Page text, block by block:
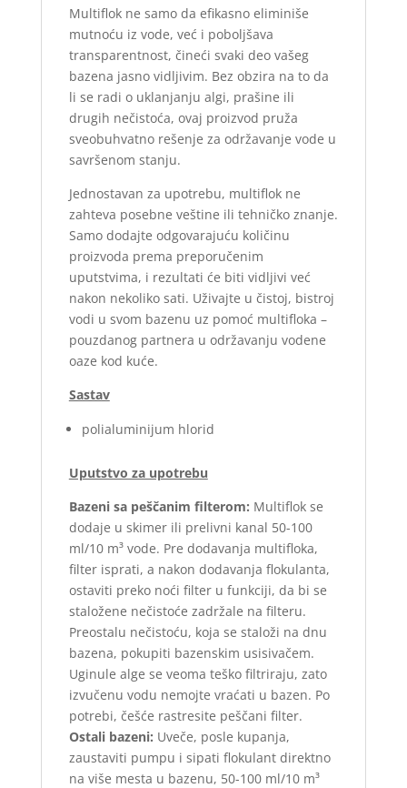
Multiflok ne samo da efikasno eliminiše
mutnoću iz vode, već i poboljšava
transparentnost, čineći svaki deo vašeg
bazena jasno vidljivim. Bez obzira na to da
li se radi o uklanjanju algi, prašine ili
drugih nečistoća, ovaj proizvod pruža
sveobuhvatno rešenje za održavanje vode u
savršenom stanju.
Jednostavan za upotrebu, multiflok ne
zahteva posebne veštine ili tehničko znanje.
Samo dodajte odgovarajuću količinu
proizvoda prema preporučenim
uputstvima, i rezultati će biti vidljivi već
nakon nekoliko sati. Uživajte u čistoj, bistroj
vodi u svom bazenu uz pomoć multifloka –
pouzdanog partnera u održavanju vodene
oaze kod kuće.
Sastav
polialuminijum hlorid
Uputstvo za upotrebu
Bazeni sa peščanim filterom: Multiflok se
dodaje u skimer ili prelivni kanal 50-100
ml/10 m³ vode. Pre dodavanja multifloka,
filter isprati, a nakon dodavanja flokulanta,
ostaviti preko noći filter u funkciji, da bi se
staložene nečistoće zadržale na filteru.
Preostalu nečistoću, koja se staloži na dnu
bazena, pokupiti bazenskim usisivačem.
Uginule alge se veoma teško filtriraju, zato
izvučenu vodu nemojte vraćati u bazen. Po
potrebi, češće rastresite peščani filter.
Ostali bazeni: Uveče, posle kupanja,
zaustaviti pumpu i sipati flokulant direktno
na više mesta u bazenu, 50-100 ml/10 m³